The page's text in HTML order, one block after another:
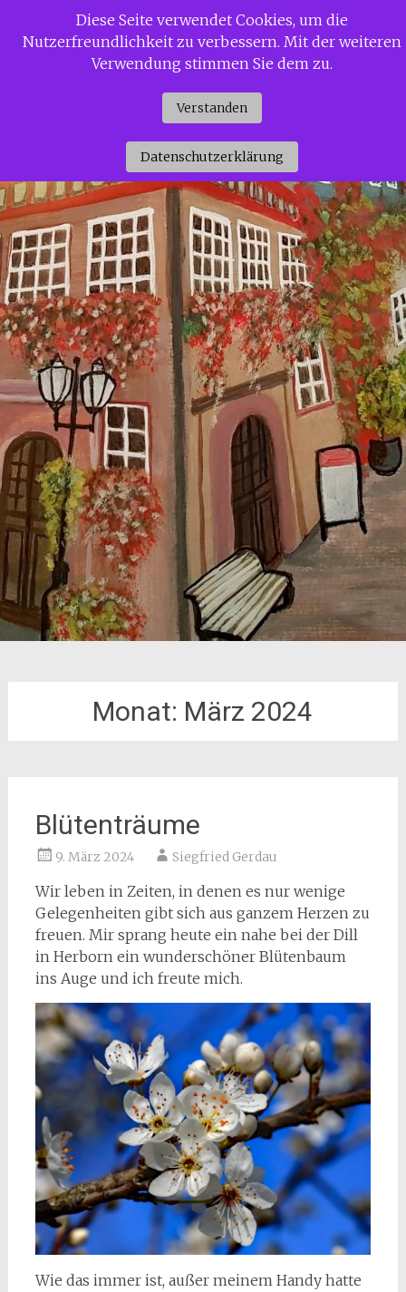
InhaltSiggi Gerdaus Welt
Monat: März 2024
Blütenträume
9. März 2024 Siegfried Gerdau
Wir leben in Zeiten, in denen es nur wenige
Gelegenheiten gibt sich aus ganzem Herzen zu
freuen. Mir sprang heute ein nahe bei der Dill
in Herborn ein wunderschöner Blütenbaum
ins Auge und ich freute mich.
Wie das immer ist, außer meinem Handy hatte
Diese Seite verwendet Cookies, um die
Nutzerfreundlichkeit zu verbessern. Mit der weiteren
Verwendung stimmen Sie dem zu.
Verstanden
Datenschutzerklärung